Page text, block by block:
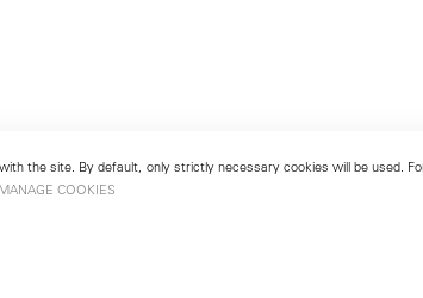
the site. By default, only strictly necessary cookies will be used.
MANAGE COOKIES